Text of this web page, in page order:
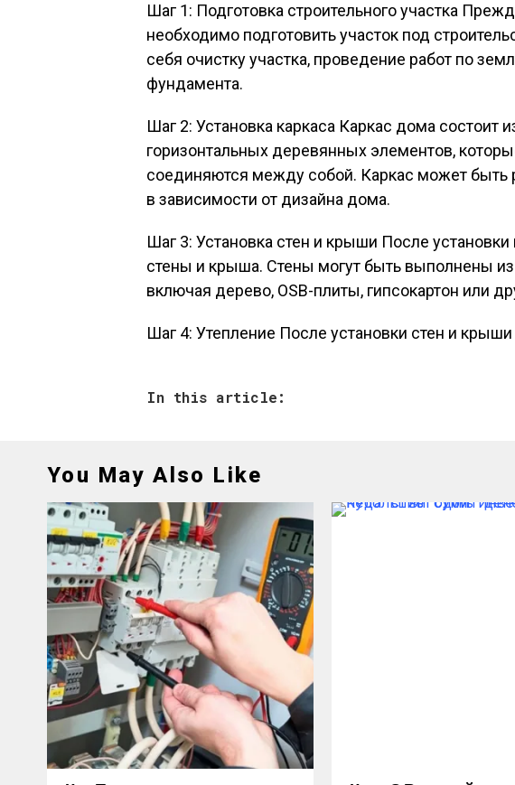
Шаг 1: Подготовка строительного участка
необходимо подготовить участок под
себя очистку участка, проведение работ по
фундамента.
Шаг 2: Установка каркаса Каркас дома состоит
горизонтальных деревянных элементов,
соединяются между собой. Каркас может быть
в зависимости от дизайна дома.
Шаг 3: Установка стен и крыши После установки
стены и крыша. Стены могут быть выполнены
включая дерево, OSB-плиты, гипсокартон или
Шаг 4: Утепление После установки стен и
In this article:
You May Also Like